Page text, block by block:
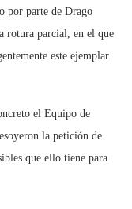
por parte de Drago
rotura parcial, en el que
este ejemplar
el Equipo de
la petición de
que ello tiene para